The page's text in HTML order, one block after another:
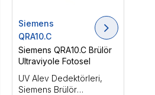
Siemens
QRA10.C
Siemens QRA10.C Brülör
Ultraviyole Fotosel
UV Alev Dedektörleri,
Siemens Brülör